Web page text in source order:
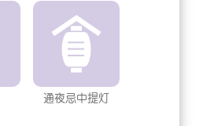
通夜忌中提灯